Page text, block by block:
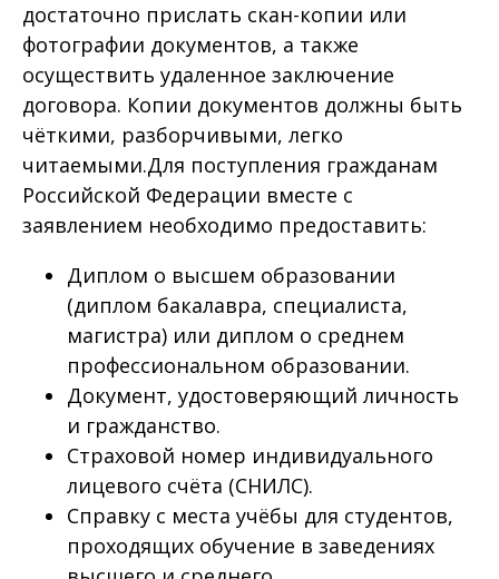
достаточно прислать скан-копии или
фотографии документов, а также
осуществить удаленное заключение
договора. Копии документов должны быть
чёткими, разборчивыми, легко
читаемыми.Для поступления гражданам
Российской Федерации вместе с
заявлением необходимо предоставить:
Диплом о высшем образовании
(диплом бакалавра, специалиста,
магистра) или диплом о среднем
профессиональном образовании.
Документ, удостоверяющий личность
и гражданство.
Страховой номер индивидуального
лицевого счёта (СНИЛС).
Справку с места учёбы для студентов,
проходящих обучение в заведениях